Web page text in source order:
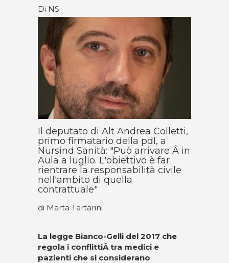
Di NS
Il deputato di Alt Andrea Colletti,
primo firmatario della pdl, a
Nursind Sanità: "Può arrivare Â in
Aula a luglio. L'obiettivo è far
rientrare la responsabilità civile
nell'ambito di quella
contrattuale"
di Marta Tartarini
La legge Bianco-Gelli del 2017 che
regola i conflittiÂ tra medici e
pazienti che si considerano